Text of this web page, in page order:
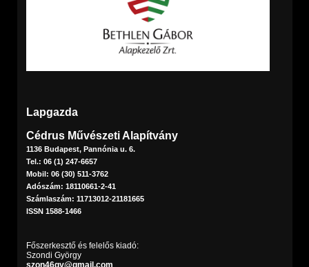
Lapgazda
Cédrus Művészeti Alapítvány
1136 Budapest, Pannónia u. 6.
Tel.: 06 (1) 247-6657
Mobil: 06 (30) 511-3762
Adószám: 18110661-2-41
Számlaszám: 11713012-21181665
ISSN 1588-1466
Főszerkesztő és felelős kiadó:
Szondi György